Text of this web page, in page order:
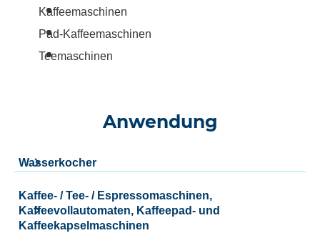
Kaffeemaschinen
Pad-Kaffeemaschinen
Teemaschinen
Anwendung
Wasserkocher
Kaffee- / Tee- / Espressomaschinen,
Kaffeevollautomaten, Kaffeepad- und
Kaffeekapselmaschinen